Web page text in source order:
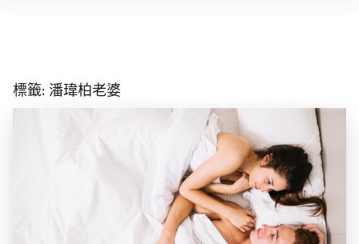
標籤: 潘瑋柏老婆